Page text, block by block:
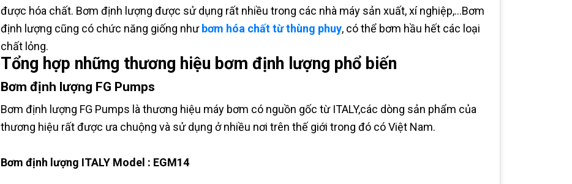
được hóa chất. Bơm định lượng được sử dụng rất nhiều trong các nhà máy sản xuất, xí nghiệp,...Bơm
định lượng cũng có chức năng giống như bơm hóa chất từ thùng phuy, có thể bơm hầu hết các loại
chất lỏng.
Tổng hợp những thương hiệu bơm định lượng phổ biến
Bơm định lượng FG Pumps
Bơm định lượng FG Pumps là thương hiệu máy bơm có nguồn gốc từ ITALY,các dòng sản phẩm của
thương hiệu rất được ưa chuộng và sử dụng ở nhiều nơi trên thế giới trong đó có Việt Nam.
Bơm định lượng ITALY Model : EGM14